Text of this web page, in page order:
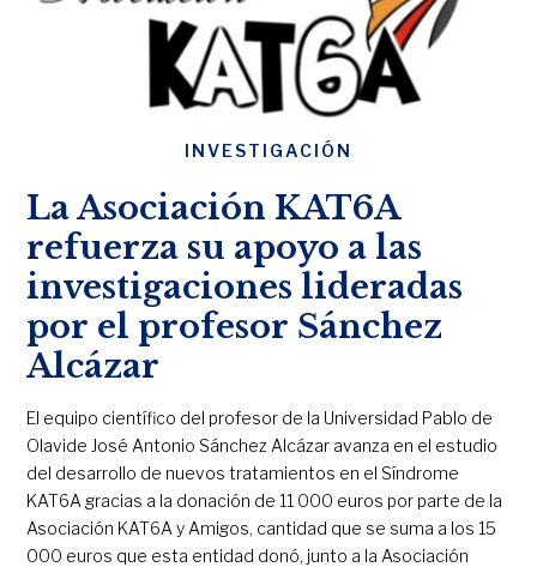
INVESTIGACIÓN
La Asociación KAT6A
refuerza su apoyo a las
investigaciones lideradas
por el profesor Sánchez
Alcázar
El equipo científico del profesor de la Universidad Pablo de
Olavide José Antonio Sánchez Alcázar avanza en el estudio
del desarrollo de nuevos tratamientos en el Síndrome
KAT6A gracias a la donación de 11 000 euros por parte de la
Asociación KAT6A y Amigos, cantidad que se suma a los 15
000 euros que esta entidad donó, junto a la Asociación